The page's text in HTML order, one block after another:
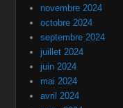
novembre 2024
octobre 2024
septembre 2024
juillet 2024
juin 2024
mai 2024
avril 2024